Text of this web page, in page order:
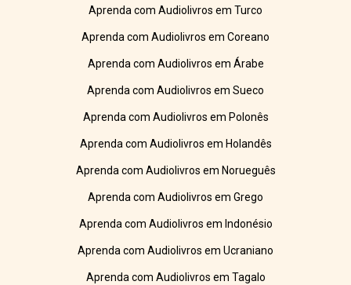
Aprenda com Audiolivros em Turco
Aprenda com Audiolivros em Coreano
Aprenda com Audiolivros em Árabe
Aprenda com Audiolivros em Sueco
Aprenda com Audiolivros em Polonês
Aprenda com Audiolivros em Holandês
Aprenda com Audiolivros em Norueguês
Aprenda com Audiolivros em Grego
Aprenda com Audiolivros em Indonésio
Aprenda com Audiolivros em Ucraniano
Aprenda com Audiolivros em Tagalo